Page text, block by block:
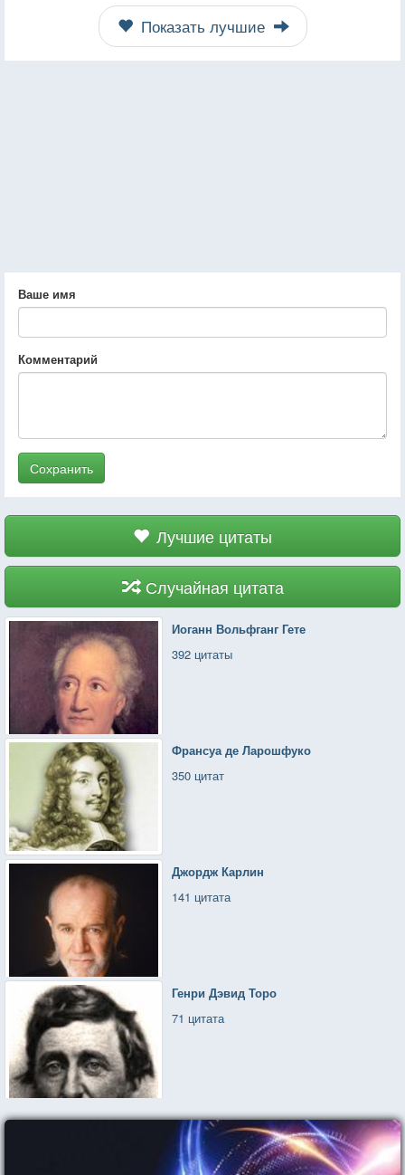
Показать лучшие
Ваше имя
Комментарий
Сохранить
Лучшие цитаты
Случайная цитата
Иоганн Вольфганг Гете
392 цитаты
Франсуа де Ларошфуко
350 цитат
Джордж Карлин
141 цитата
Генри Дэвид Торо
71 цитата